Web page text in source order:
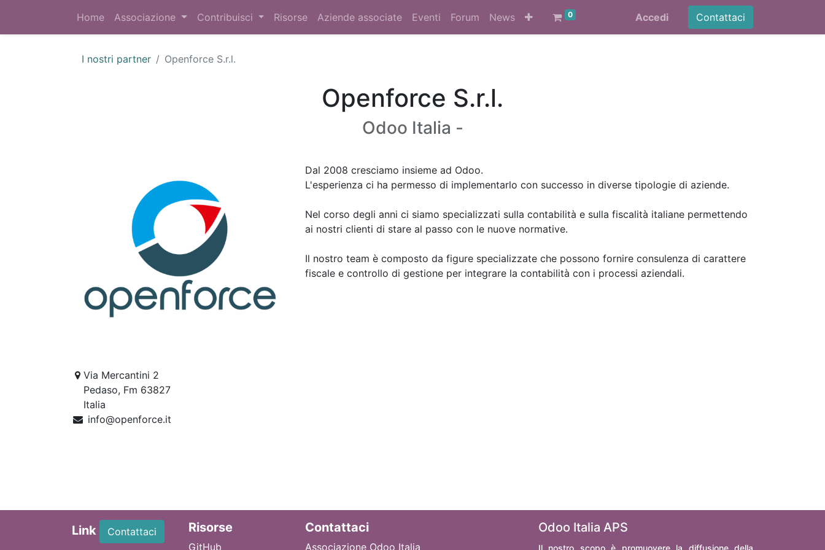
Home Associazione Contribuisci Risorse Aziende associate Eventi Forum News 0 Accedi Contattaci
I nostri partner Openforce S.r.l.
Openforce S.r.l.
Odoo Italia -
Via Mercantini 2
Pedaso, Fm 63827
Italia
info@openforce.it
Dal 2008 cresciamo insieme ad Odoo.
L'esperienza ci ha permesso di implementarlo con successo in diverse tipologie di aziende.
Nel corso degli anni ci siamo specializzati sulla contabilità e sulla fiscalità italiane permettendo
ai nostri clienti di stare al passo con le nuove normative.
Il nostro team è composto da figure specializzate che possono fornire consulenza di carattere
fiscale e controllo di gestione per integrare la contabilità con i processi aziendali.
Link
Contattaci
Risorse
GitHub
Contattaci
Associazione Odoo Italia
Odoo Italia APS
Il nostro scopo è promuovere la diffusione della